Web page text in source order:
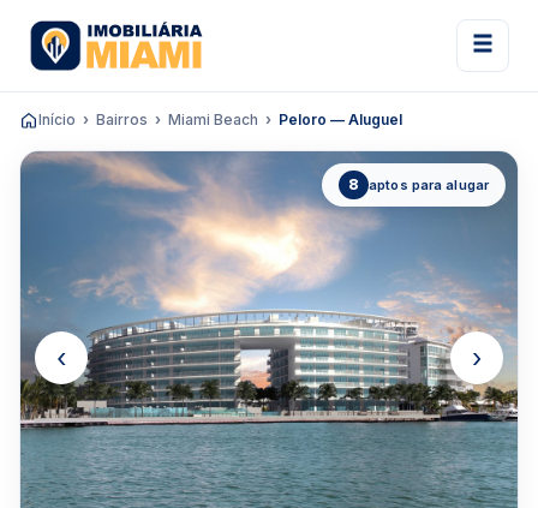
Início Bairros Miami Beach Peloro — Aluguel
8 aptos para alugar
‹ ›